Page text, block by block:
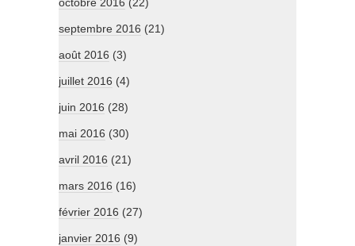
octobre 2016 (22)
septembre 2016 (21)
août 2016 (3)
juillet 2016 (4)
juin 2016 (28)
mai 2016 (30)
avril 2016 (21)
mars 2016 (16)
février 2016 (27)
janvier 2016 (9)